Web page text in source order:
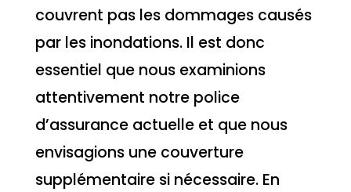
couvrent pas les dommages causés
par les inondations. Il est donc
essentiel que nous examinions
attentivement notre police
d’assurance actuelle et que nous
envisagions une couverture
supplémentaire si nécessaire. En